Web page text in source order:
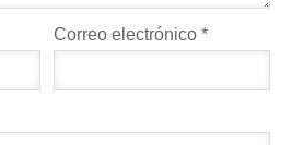
Correo electrónico*